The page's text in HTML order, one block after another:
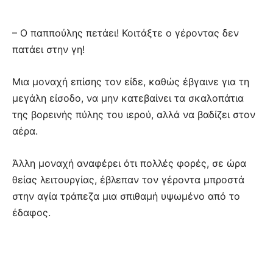
– Ο παππούλης πετάει! Κοιτάξτε ο γέροντας δεν
πατάει στην γη!
Μια μοναχή επίσης τον είδε, καθώς έβγαινε για τη
μεγάλη είσοδο, να μην κατεβαίνει τα σκαλοπάτια
της βορεινής πύλης του ιερού, αλλά να βαδίζει στον
αέρα.
Άλλη μοναχή αναφέρει ότι πολλές φορές, σε ώρα
θείας λειτουργίας, έβλεπαν τον γέροντα μπροστά
στην αγία τράπεζα μια σπιθαμή υψωμένο από το
έδαφος.